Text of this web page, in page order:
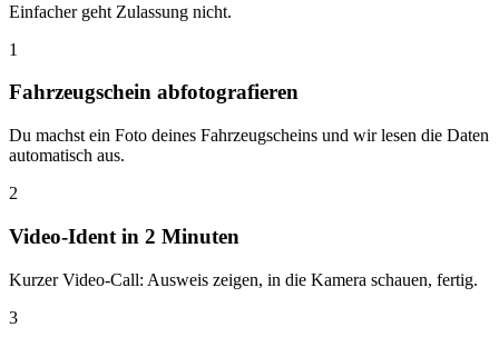
Einfacher geht Zulassung nicht.
1
Fahrzeugschein abfotografieren
Du machst ein Foto deines Fahrzeugscheins und wir lesen die Daten
automatisch aus.
2
Video-Ident in 2 Minuten
Kurzer Video-Call: Ausweis zeigen, in die Kamera schauen, fertig.
3